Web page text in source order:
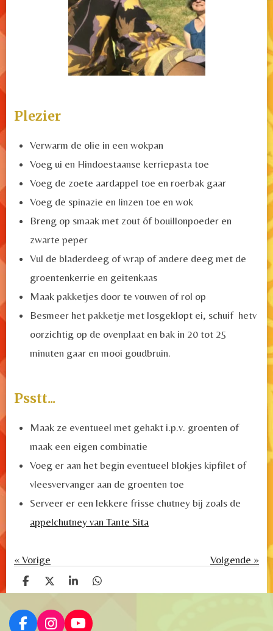
Plezier
Verwarm de olie in een wokpan
Voeg ui en Hindoestaanse kerriepasta toe
Voeg de zoete aardappel toe en roerbak gaar
Voeg de spinazie en linzen toe en wok
Breng op smaak met zout óf bouillonpoeder en
zwarte peper
Vul de bladerdeeg of wrap of andere deeg met de
groentenkerrie en geitenkaas
Maak pakketjes door te vouwen of rol op
Besmeer het pakketje met losgeklopt ei, schuif hetv
oorzichtig op de ovenplaat en bak in 20 tot 25
minuten gaar en mooi goudbruin.
Psstt...
Maak ze eventueel met gehakt i.p.v. groenten of
maak een eigen combinatie
Voeg er aan het begin eventueel blokjes kipfilet of
vleesvervanger aan de groenten toe
Serveer er een lekkere frisse chutney bij zoals de
appelchutney van Tante Sita
« Vorige Volgende »
D
e
l
e
D
e
e
l
S
h
a
r
D
e